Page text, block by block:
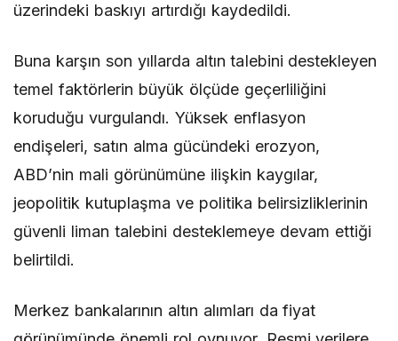
üzerindeki baskıyı artırdığı kaydedildi.
Buna karşın son yıllarda altın talebini destekleyen
temel faktörlerin büyük ölçüde geçerliliğini
koruduğu vurgulandı. Yüksek enflasyon
endişeleri, satın alma gücündeki erozyon,
ABD’nin mali görünümüne ilişkin kaygılar,
jeopolitik kutuplaşma ve politika belirsizliklerinin
güvenli liman talebini desteklemeye devam ettiği
belirtildi.
Merkez bankalarının altın alımları da fiyat